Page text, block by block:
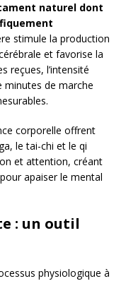
naturel dont
stimule la production
et favorise la
reçues, l’intensité
de marche
corporelle offrent
le tai-chi et le qi
et attention, créant
apaiser le mental
: un outil
physiologique à